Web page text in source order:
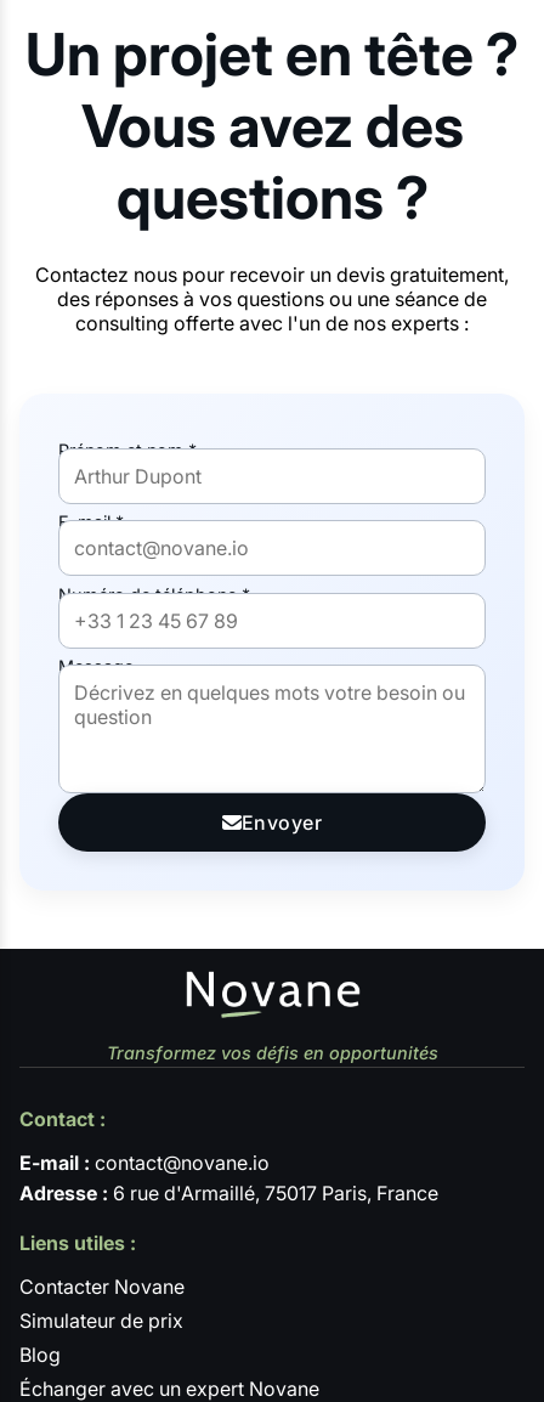
Un projet en tête ?
Vous avez des
questions ?
Contactez nous pour recevoir un devis gratuitement,
des réponses à vos questions ou une séance de
consulting offerte avec l'un de nos experts :
Prénom et nom *
E-mail *
Numéro de téléphone *
Message
Envoyer
Transformez vos défis en opportunités
Contact :
E-mail : contact@novane.io
Adresse : 6 rue d'Armaillé, 75017 Paris, France
Liens utiles :
Contacter Novane
Simulateur de prix
Blog
Échanger avec un expert Novane